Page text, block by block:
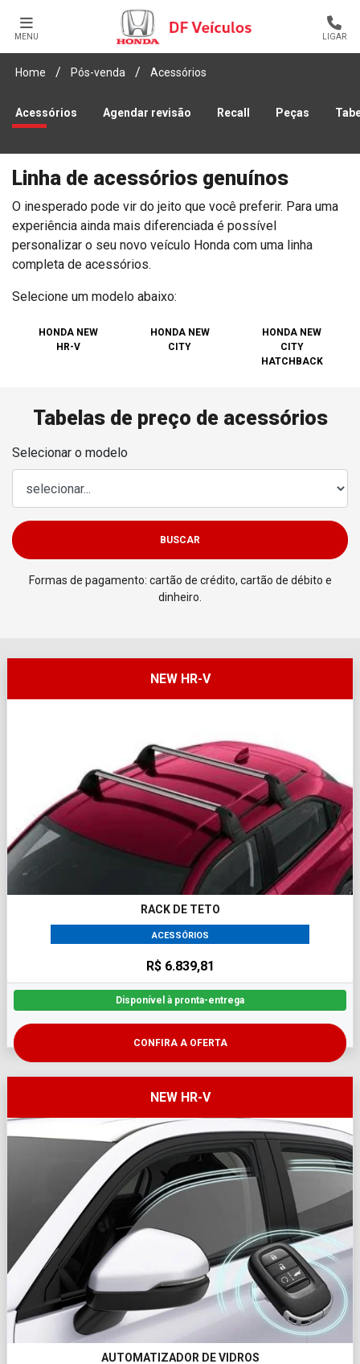
MENU LIGAR
Home Pós-venda Acessórios
Agendar revisão Recall Peças
Acessórios
Linha de acessórios genuínos
O inesperado pode vir do jeito que você preferir. Para uma
experiência ainda mais diferenciada é possível
personalizar o seu novo veículo Honda com uma linha
completa de acessórios.
Selecione um modelo abaixo:
HONDA NEW
HR-V
HONDA NEW
CITY
HONDA NEW
CITY
HATCHBACK
Tabelas de preço de acessórios
Selecionar o modelo
BUSCAR
Formas de pagamento: cartão de crédito, cartão de débito e
dinheiro.
NEW HR-V
RACK DE TETO
ACESSÓRIOS
R$ 6.839,81
Disponível à pronta-entrega
CONFIRA A OFERTA
NEW HR-V
AUTOMATIZADOR DE VIDROS